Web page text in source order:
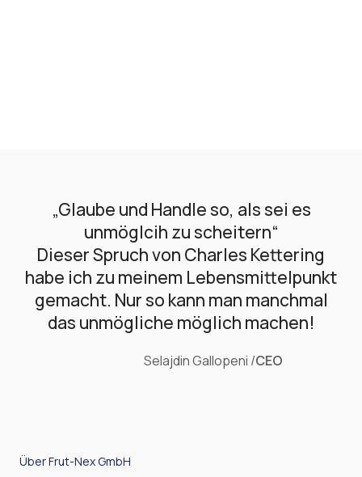
„Glaube und Handle so, als sei es
unmöglcih zu scheitern“
Dieser Spruch von Charles Kettering
habe ich zu meinem Lebensmittelpunkt
gemacht. Nur so kann man manchmal
das unmögliche möglich machen!
Selajdin Gallopeni /CEO
Über Frut-Nex GmbH